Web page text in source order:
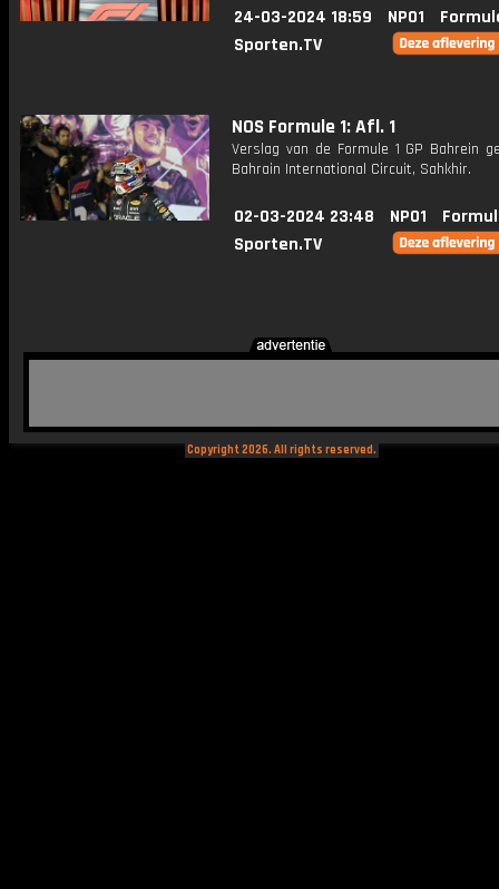
24-03-2024 18:59 NPO1
Sporten.TV
NOS Formule 1: Afl. 1
Verslag van de Formule 1 GP Bahrein
Bahrain International Circuit, Sahkhir.
02-03-2024 23:48 NPO1
Sporten.TV
Copyright 2026. All rights reserved.